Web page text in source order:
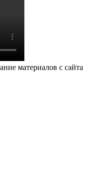
материалов с сайта